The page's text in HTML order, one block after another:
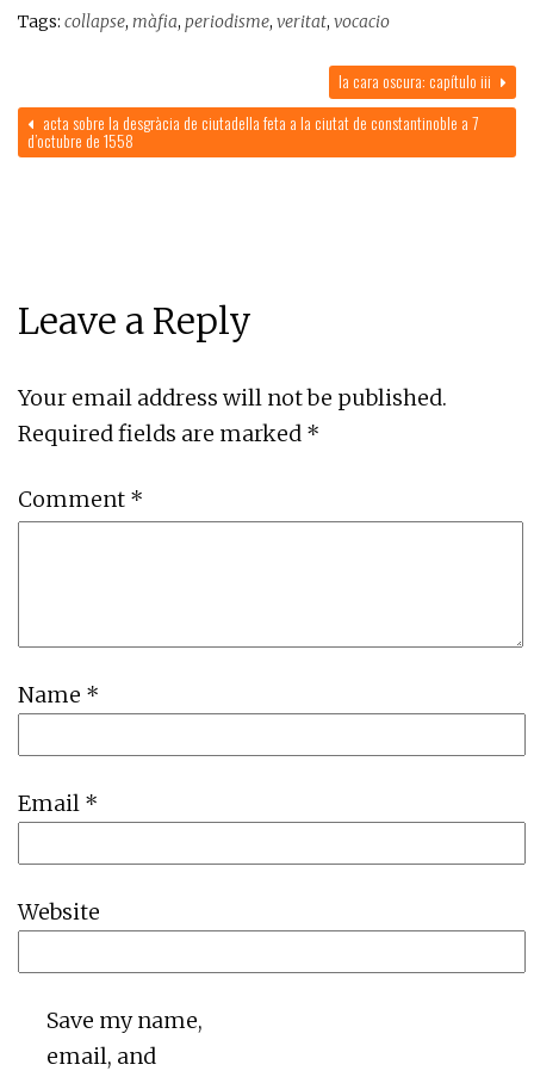
Tags: collapse, màfia, periodisme, veritat, vocacio
la cara oscura: capítulo iii
acta sobre la desgràcia de ciutadella feta a la ciutat de constantinoble a 7
d’octubre de 1558
Leave a Reply
Your email address will not be published.
Required fields are marked *
Comment *
Name *
Email *
Website
Save my name,
email, and